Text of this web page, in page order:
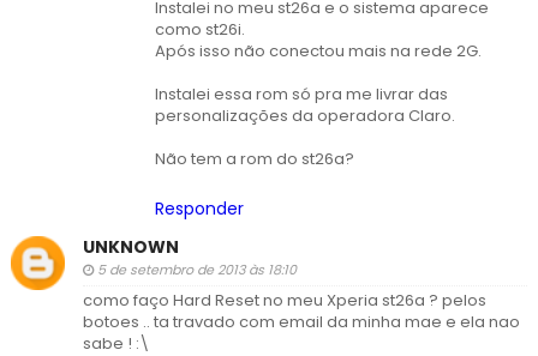
Instalei no meu st26a e o sistema aparece
como st26i.
Após isso não conectou mais na rede 2G.
Instalei essa rom só pra me livrar das
personalizações da operadora Claro.
Não tem a rom do st26a?
Responder
UNKNOWN
5 de setembro de 2013 às 18:10
como faço Hard Reset no meu Xperia st26a ? pelos
botoes .. ta travado com email da minha mae e ela nao
sabe ! :\